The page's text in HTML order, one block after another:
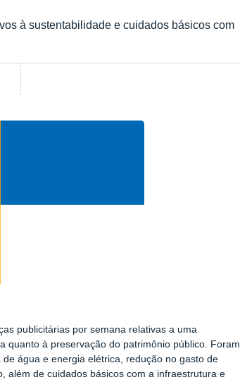
à sustentabilidade e cuidados básicos com
publicitárias por semana relativas a uma
quanto à preservação do patrimônio público. Foram
água e energia elétrica, redução no gasto de
além de cuidados básicos com a infraestrutura e